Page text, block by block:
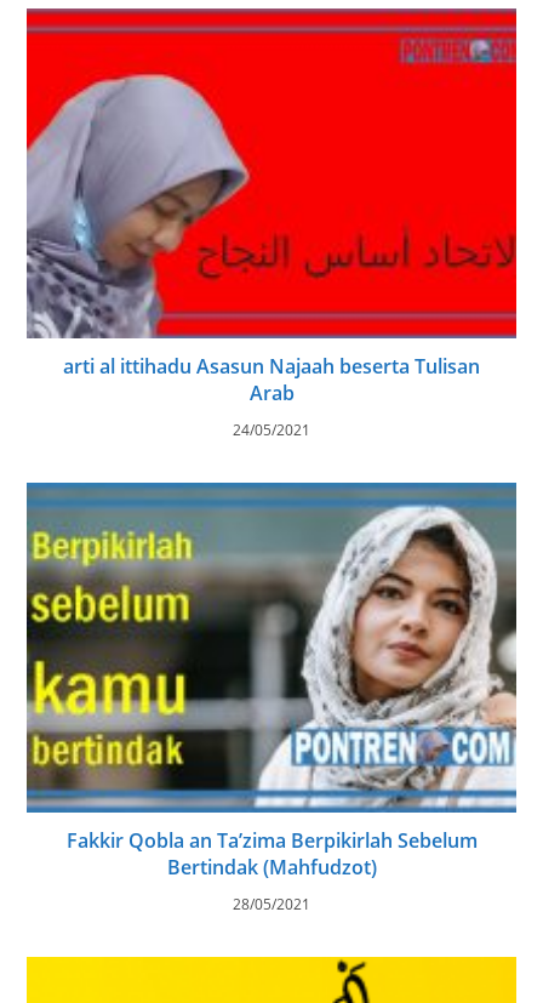
arti al ittihadu Asasun Najaah beserta Tulisan
Arab
24/05/2021
Fakkir Qobla an Ta’zima Berpikirlah Sebelum
Bertindak (Mahfudzot)
28/05/2021